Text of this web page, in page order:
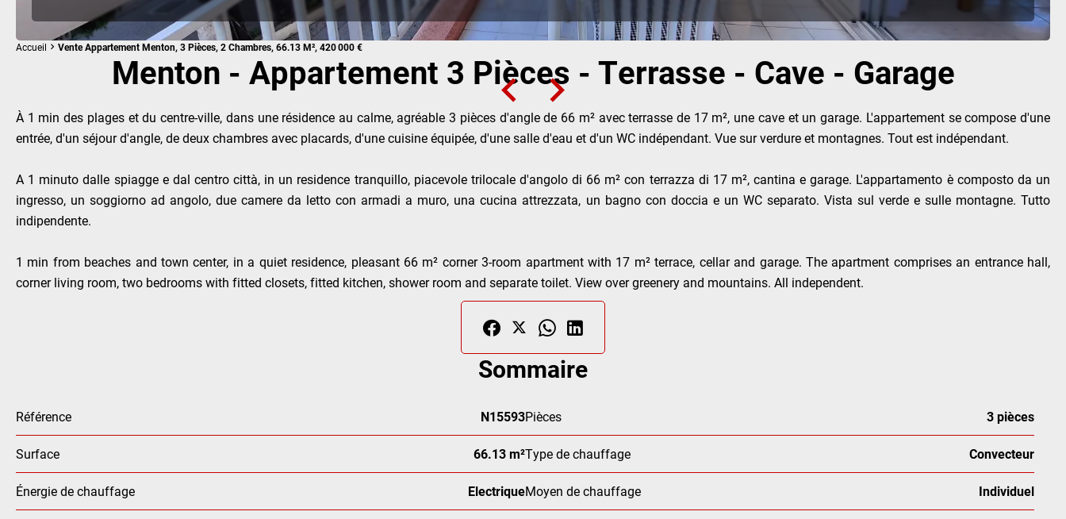
Accueil Vente Appartement Menton, 3 Pièces, 2 Chambres, 66.13 M², 420 000 €
Menton - Appartement 3 Pièces - Terrasse - Cave - Garage
À 1 min des plages et du centre-ville, dans une résidence au calme, agréable 3 pièces d'angle de 66 m² avec terrasse de 17 m², une cave et un garage. L'appartement se compose d'une
entrée, d'un séjour d'angle, de deux chambres avec placards, d'une cuisine équipée, d'une salle d'eau et d'un WC indépendant. Vue sur verdure et montagnes. Tout est indépendant.
A 1 minuto dalle spiagge e dal centro città, in un residence tranquillo, piacevole trilocale d'angolo di 66 m² con terrazza di 17 m², cantina e garage. L'appartamento è composto da un
ingresso, un soggiorno ad angolo, due camere da letto con armadi a muro, una cucina attrezzata, un bagno con doccia e un WC separato. Vista sul verde e sulle montagne. Tutto
indipendente.
1 min from beaches and town center, in a quiet residence, pleasant 66 m² corner 3-room apartment with 17 m² terrace, cellar and garage. The apartment comprises an entrance hall,
corner living room, two bedrooms with fitted closets, fitted kitchen, shower room and separate toilet. View over greenery and mountains. All independent.
Sommaire
Référence N15593Pièces 3 pièces
Surface 66.13 m²Type de chauffage Convecteur
Énergie de chauffage ElectriqueMoyen de chauffage Individuel